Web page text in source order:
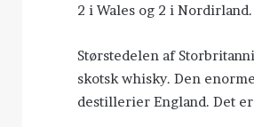
2 i Wales og 2 i Nordirland.
Størstedelen af
skotsk whisky. Den
destillerier England. Det